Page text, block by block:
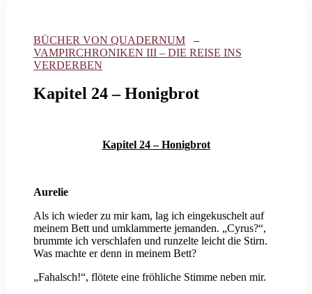
BÜCHER VON QUADERNUM –
VAMPIRCHRONIKEN III – DIE REISE INS
VERDERBEN
Kapitel 24 – Honigbrot
Kapitel 24 – Honigbrot
Aurelie
Als ich wieder zu mir kam, lag ich eingekuschelt auf
meinem Bett und umklammerte jemanden. „Cyrus?“,
brummte ich verschlafen und runzelte leicht die Stirn.
Was machte er denn in meinem Bett?
„Fahalsch!“, flötete eine fröhliche Stimme neben mir.